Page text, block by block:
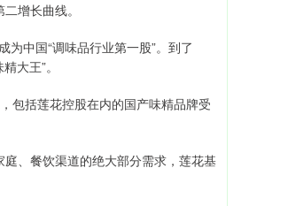
增长曲线。
中国“调味品行业第一股”。到了
大王”。
包括莲花控股在内的国产味精品牌受
、餐饮渠道的绝大部分需求，莲花基